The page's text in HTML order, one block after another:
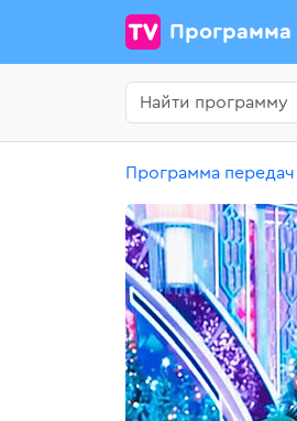
Программа
Программа передач